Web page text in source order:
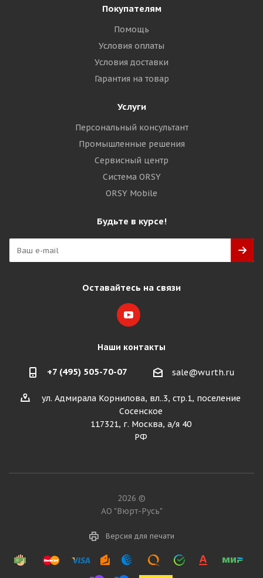
Покупателям
Помощь
Условия оплаты
Условия доставки
Гарантия на товар
Услуги
Персональный консультант
Промышленные решения
Сервисный центр
Система ORSY
ORSY Mobile
Будьте в курсе!
Оставайтесь на связи
Наши контакты
+7 (495) 505-70-07 sale@wurth.ru
ул. Адмирала Корнилова, вл..3, стр.1, поселение
Сосенское
117321, г. Москва, а/я 40
РФ
2026 ©
АО "Вюрт-Русь"
Версия для печати